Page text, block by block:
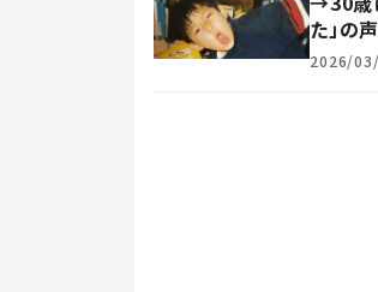
た」の声
2026/03/